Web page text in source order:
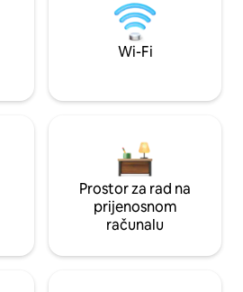
Wi-Fi
Prostor za rad na
prijenosnom
računalu